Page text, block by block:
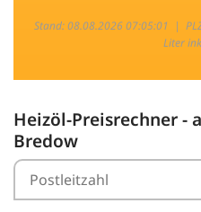
Stand: 08.08.2026 07:05:01 |
Liter
Heizöl-Preisrechner -
Bredow